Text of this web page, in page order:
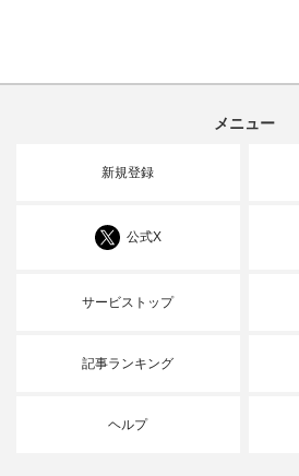
メニュー
新規登録
公式X
サービストップ
記事ランキング
ヘルプ